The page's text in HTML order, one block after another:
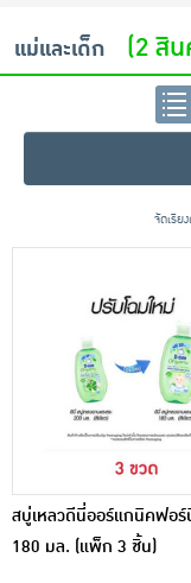
ขนมขบเคี้ยว และช็อคโกแลต
อาหารสด ผัก ผลไม้และเบเก
แม่และเด็ก (2 สิ
จัดเรีย
สบู่เหลวดีนี่ออร์แกนิคฟอร์
180 มล. (แพ็ก 3 ชิ้น)